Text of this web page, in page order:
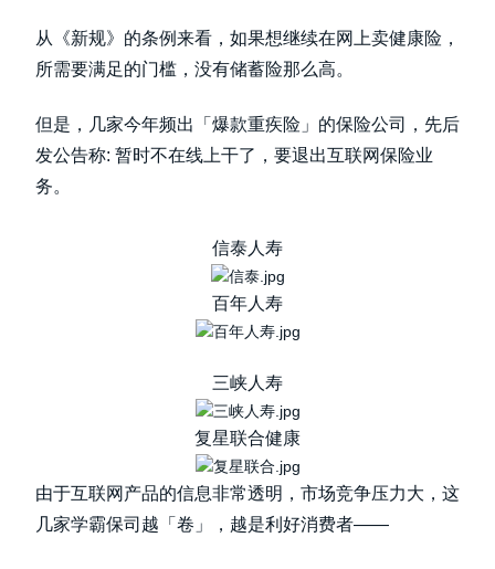
从《新规》的条例来看，如果想继续在网上卖健康险，
所需要满足的门槛，没有储蓄险那么高。
但是，几家今年频出「爆款重疾险」的保险公司，先后
发公告称: 暂时不在线上干了，要退出互联网保险业
务。
信泰人寿
百年人寿
三峡人寿
复星联合健康
由于互联网产品的信息非常透明，市场竞争压力大，这
几家学霸保司越「卷」，越是利好消费者——